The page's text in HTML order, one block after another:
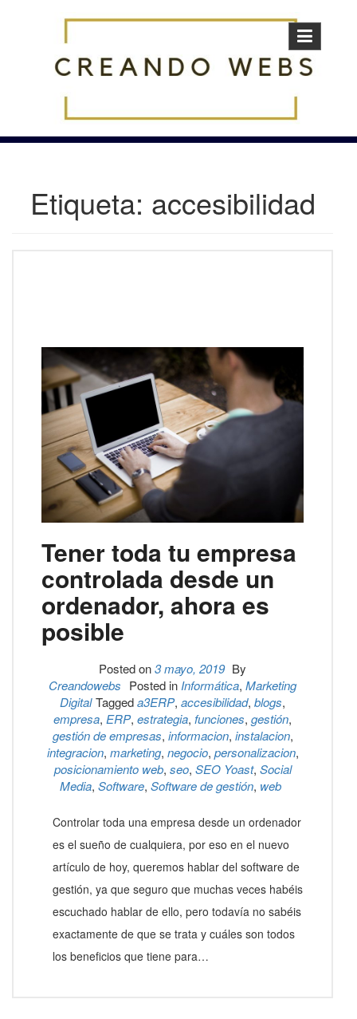
Etiqueta: accesibilidad
Tener toda tu empresa
controlada desde un
ordenador, ahora es
posible
Posted on3 mayo, 2019 By
Creandowebs Posted in Informática, Marketing
Digital Taggeda3ERP, accesibilidad, blogs,
empresa, ERP, estrategia, funciones, gestión,
gestión de empresas, informacion, instalacion,
integracion, marketing, negocio, personalizacion,
posicionamiento web, seo, SEO Yoast, Social
Media, Software, Software de gestión, web
Controlar toda una empresa desde un ordenador
es el sueño de cualquiera, por eso en el nuevo
artículo de hoy, queremos hablar del software de
gestión, ya que seguro que muchas veces habéis
escuchado hablar de ello, pero todavía no sabéis
exactamente de que se trata y cuáles son todos
los beneficios que tiene para…